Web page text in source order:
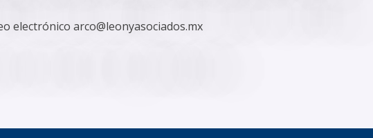
electrónico arco@leonyasociados.mx